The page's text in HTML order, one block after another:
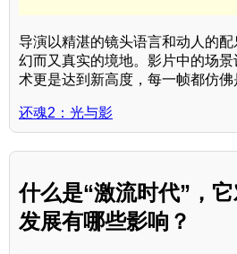
导演以精湛的镜头语言和动人的
幻而又真实的境地。影片中的场
术更是达到新高度，每一帧都仿佛
还魂2：光与影
什么是“激流时代”，
发展有哪些影响？